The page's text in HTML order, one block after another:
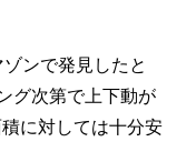
ンで発見したと
グ次第で上下動が
に対しては十分安